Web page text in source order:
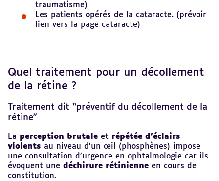
traumatisme)
Les patients opérés de la cataracte. (prévoir
lien vers la page cataracte)
Quel traitement pour un décollement
de la rétine ?
Traitement dit “préventif du décollement de la
rétine”
La perception brutale et répétée d’éclairs
violents au niveau d’un œil (phosphènes) impose
une consultation d’urgence en ophtalmologie car ils
évoquent une déchirure rétinienne en cours de
constitution.